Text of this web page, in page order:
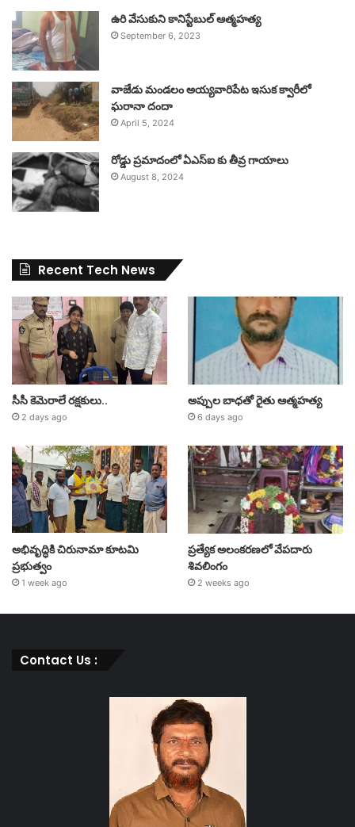
ఉరి వేసుకుని కానిస్టేబుల్ ఆత్మహత్య
September 6, 2023
వాజేడు మండలం అయ్యవారిపేట ఇసుక క్వారీలో
ఘరానా దందా
April 5, 2024
రోడ్డు ప్రమాదంలో ఏఎస్ఐ కు తీవ్ర గాయాలు
August 8, 2024
Recent Tech News
సీసీ కెమెరాలే రక్షకులు..
2 days ago
అప్పుల బాధతో రైతు ఆత్మహత్య
6 days ago
అభివృద్ధికి చిరునామా కూటమి
ప్రభుత్వం
1 week ago
ప్రత్యేక అలంకరణలో వేపదారు
శివలింగం
2 weeks ago
Contact Us :